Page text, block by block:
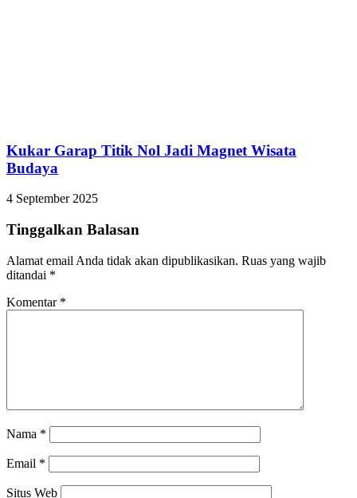
Kukar Garap Titik Nol Jadi Magnet Wisata
Budaya
4 September 2025
Tinggalkan Balasan
Alamat email Anda tidak akan dipublikasikan. Ruas yang wajib
ditandai *
Komentar *
Nama *
Email *
Situs Web